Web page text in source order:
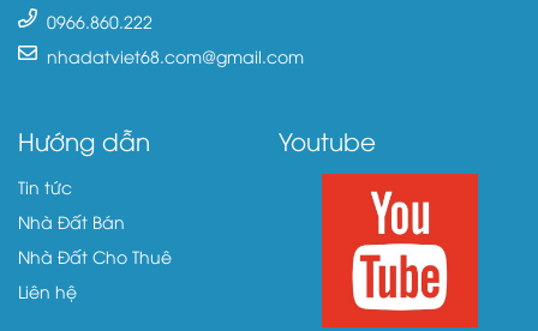
0966.860.222
nhadatviet68.com@gmail.com
Hướng dẫn
Tin tức
Nhà Đất Bán
Nhà Đất Cho Thuê
Liên hệ
Youtube